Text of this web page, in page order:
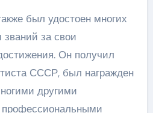
был удостоен многих
званий за свои
Он получил
СССР, был награжден
другими
профессиональными